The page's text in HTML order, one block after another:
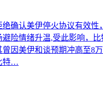
绝确认美伊停火协议有效性
险情绪升温,受此影响，比
因美伊和谈预期冲高至8
特…